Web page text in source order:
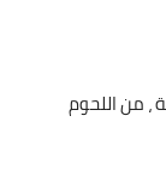
، من اللحوم